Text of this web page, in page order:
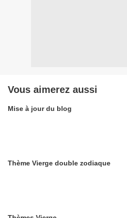
Vous aimerez aussi
Mise à jour du blog
Thème Vierge double zodiaque